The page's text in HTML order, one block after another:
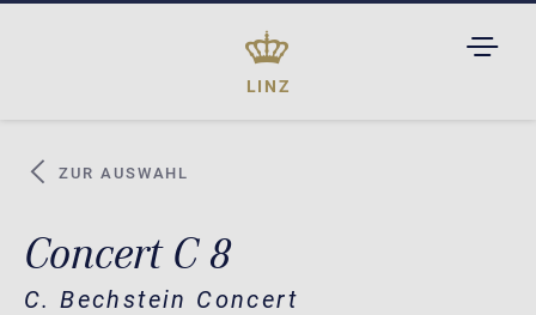
LINZ
ZUR AUSWAHL
Concert C 8
C. Bechstein Concert